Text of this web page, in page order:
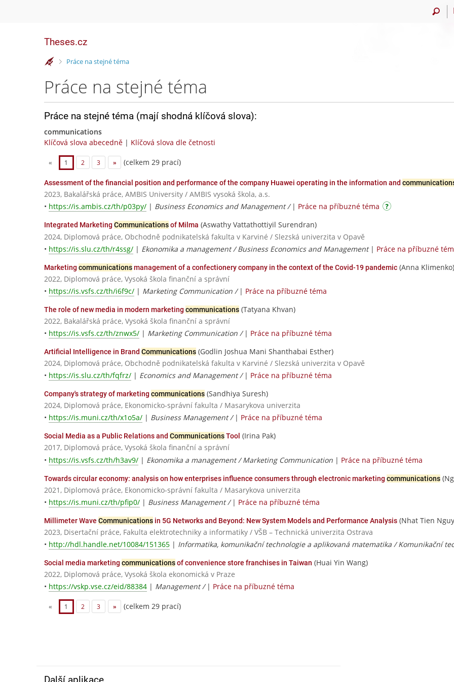
Theses.cz
>Práce na stejné téma
Práce na stejné téma
Práce na stejné téma (mají shodná klíčová slova):
communications
Klíčová slova abecedně | Klíčová slova dle četnosti
« 1 2 3 » (celkem 29 prací)
Assessment of the financial position and performance of the company Huawei operating in the information and
2023, Bakalářská práce, AMBIS University / AMBIS vysoká škola, a.s.
• https://is.ambis.cz/th/p03py/ | Business Economics and Management / | Práce na příbuzné téma
Integrated Marketing Communicationsof Milma (Aswathy Vattathottiyil Surendran)
2024, Diplomová práce, Obchodně podnikatelská fakulta v Karviné / Slezská univerzita v Opavě
• https://is.slu.cz/th/r4ssg/ | Ekonomika a management / Business Economics and Management| Práce na příbuzné
Marketing communicationsmanagement of a confectionery company in the context of the Covid-19 pandemic (Anna Klimenko)
2022, Diplomová práce, Vysoká škola finanční a správní
• https://is.vsfs.cz/th/i6f9c/ | Marketing Communication / | Práce na příbuzné téma
The role of new media in modern marketing communications (Tatyana Khvan)
2022, Bakalářská práce, Vysoká škola finanční a správní
• https://is.vsfs.cz/th/znwx5/ | Marketing Communication / | Práce na příbuzné téma
Artificial Intelligence in Brand Communications (Godlin Joshua Mani Shanthabai Esther)
2024, Diplomová práce, Obchodně podnikatelská fakulta v Karviné / Slezská univerzita v Opavě
• https://is.slu.cz/th/fqfrz/ | Economics and Management / | Práce na příbuzné téma
Company's strategy of marketing communications (Sandhiya Suresh)
2024, Diplomová práce, Ekonomicko-správní fakulta / Masarykova univerzita
• https://is.muni.cz/th/x1o5a/ | Business Management / | Práce na příbuzné téma
Social Media as a Public Relations and CommunicationsTool (Irina Pak)
2017, Diplomová práce, Vysoká škola finanční a správní
• https://is.vsfs.cz/th/h3av9/ | Ekonomika a management / Marketing Communication | Práce na příbuzné téma
Towards circular economy: analysis on how enterprises influence consumers through electronic marketing communications
2021, Diplomová práce, Ekonomicko-správní fakulta / Masarykova univerzita
• https://is.muni.cz/th/pfip0/ | Business Management / | Práce na příbuzné téma
Millimeter Wave Communications in 5G Networks and Beyond: New System Models and Performance Analysis (Nhat Tien
2023, Disertační práce, Fakulta elektrotechniky a informatiky / VŠB – Technická univerzita Ostrava
• http://hdl.handle.net/10084/151365 | Informatika, komunikační technologie a aplikovaná matematika / Komunikační
Social media marketing communicationsof convenience store franchises in Taiwan (Huai Yin Wang)
2022, Diplomová práce, Vysoká škola ekonomická v Praze
• https://vskp.vse.cz/eid/88384 | Management / | Práce na příbuzné téma
« 1 2 3 » (celkem 29 prací)